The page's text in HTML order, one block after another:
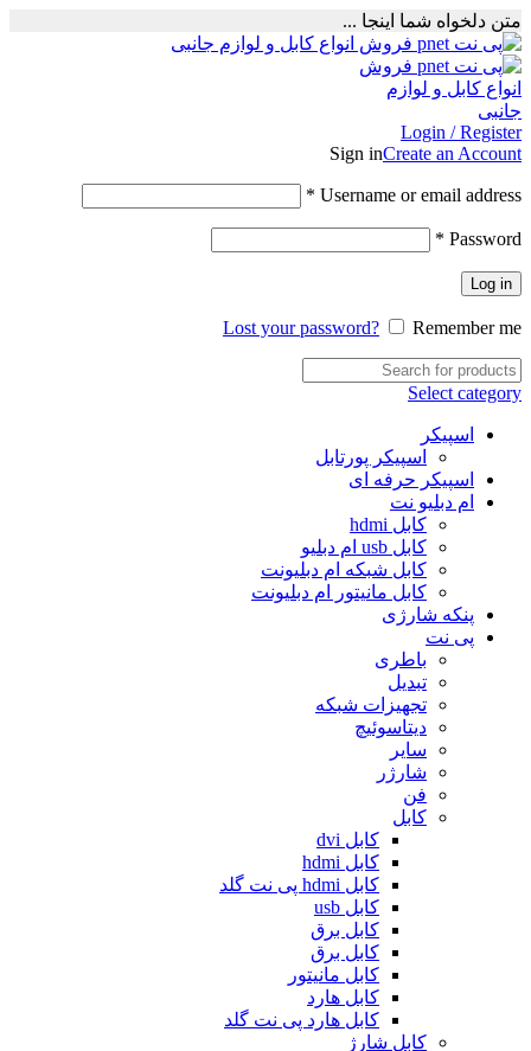
متن دلخواه شما اینجا ...
Login / Register
Sign inCreate an Account
Username or email address
*
Password
*
Log in
Lost your password? Remember me
Select category
اسپیکر
اسپیکر پورتابل
اسپیکر حرفه ای
ام دبلیو نت
کابل hdmi
کابل usb ام دبلیو
کابل شبکه ام دبلیونت
کابل مانیتور ام دبلیونت
پنکه شارژی
پی نت
باطری
تبدیل
تجهیزات شبکه
دیتاسوئیچ
سایر
شارژر
فن
کابل
کابل dvi
کابل hdmi
کابل hdmi پی نت گلد
کابل usb
کابل برق
کابل برق
کابل مانیتور
کابل هارد
کابل هارد پی نت گلد
کابل شارژ